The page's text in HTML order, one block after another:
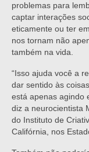
problemas para
captar interações
eticamente ou ter
nos tornam não
também na vida.
“Isso ajuda você a
dar sentido às
está apenas agindo
diz a neurocientista
do Instituto de
Califórnia, nos